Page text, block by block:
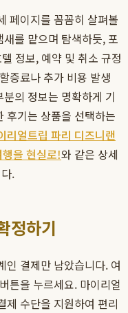
페이지를 꼼꼼히 살펴볼
를 맡으며 탐색하듯, 포
정보, 예약 및 취소 규정
증료나 추가 비용 발생
의 정보는 명확하게 기
후기는 상품을 선택하는
리얼트립 파리 디즈니랜
을 현실로!와 같은 상세
.
정하기
인 결제만 남았습니다. 여
튼을 누르세요. 마이리얼
제 수단을 지원하여 편리